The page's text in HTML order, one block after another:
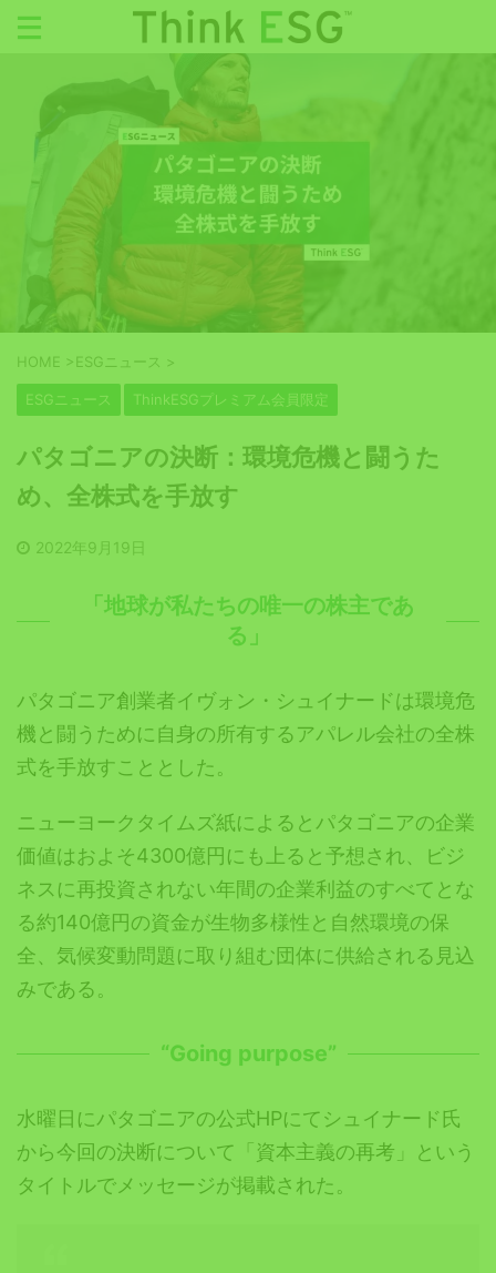
HOME >ESGニュース >
ESGニュース ThinkESGプレミアム会員限定
パタゴニアの決断：環境危機と闘うた
め、全株式を手放す
2022年9月19日
「地球が私たちの唯一の株主であ
る」
パタゴニア創業者イヴォン・シュイナードは環境危
機と闘うために自身の所有するアパレル会社の全株
式を手放すこととした。
ニューヨークタイムズ紙によるとパタゴニアの企業
価値はおよそ4300億円にも上ると予想され、ビジ
ネスに再投資されない年間の企業利益のすべてとな
る約140億円の資金が生物多様性と自然環境の保
全、気候変動問題に取り組む団体に供給される見込
みである。
“Going purpose”
水曜日にパタゴニアの公式HPにてシュイナード氏
から今回の決断について「資本主義の再考」という
タイトルでメッセージが掲載された。